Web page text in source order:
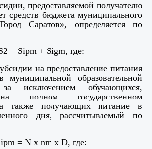
предоставляемой получателю
средств бюджета муниципального
Саратов», определяется по
2 = Sipm+ Sigm, где:
на предоставление питания
муниципальной образовательной
за исключением обучающихся,
полном государственном
а также получающих питание в
дня, рассчитываемый по
= N x nm x D, где: